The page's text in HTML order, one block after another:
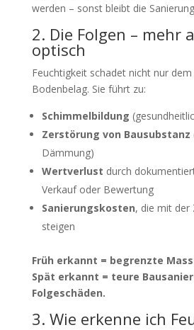
werden – sonst bleibt die
2. Die Folgen – mehr
optisch
Feuchtigkeit schadet nicht nur
Bodenbelag. Sie führt zu:
Schimmelbildung
Zerstörung von Bausubstanz
Dämmung)
Wertverlust durch
Verkauf oder Bewertung
Sanierungskosten, die mit der
steigen
Früh erkannt = begrenzte
Spät erkannt = teure
Folgeschäden.
3. Wie erkenne ich